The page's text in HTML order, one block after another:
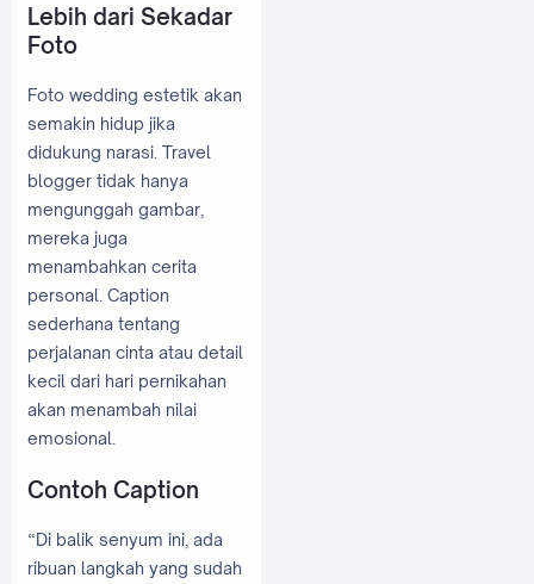
Lebih dari Sekadar
Foto
Foto wedding estetik akan
semakin hidup jika
didukung narasi. Travel
blogger tidak hanya
mengunggah gambar,
mereka juga
menambahkan cerita
personal. Caption
sederhana tentang
perjalanan cinta atau detail
kecil dari hari pernikahan
akan menambah nilai
emosional.
Contoh Caption
“Di balik senyum ini, ada
ribuan langkah yang sudah